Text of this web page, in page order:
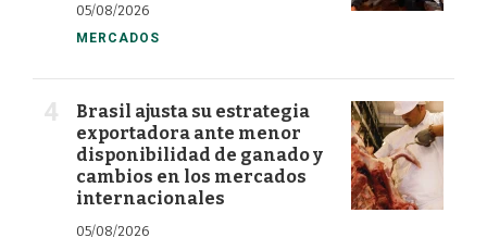
05/08/2026
MERCADOS
Brasil ajusta su estrategia
exportadora ante menor
disponibilidad de ganado y
cambios en los mercados
internacionales
05/08/2026